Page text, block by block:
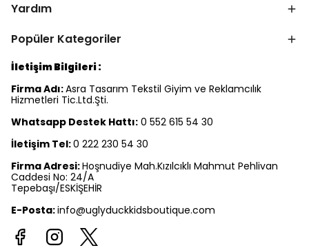
Yardım
Popüler Kategoriler
İletişim Bilgileri :
Firma Adı:Asra Tasarım Tekstil Giyim ve Reklamcılık
Hizmetleri Tic.Ltd.Şti.
Whatsapp Destek Hattı: 0 552 615 54 30
İletişim Tel:0 222 230 54 30
Firma Adresi:Hoşnudiye Mah.Kızılcıklı Mahmut Pehlivan
Caddesi No: 24/A
Tepebaşı/ESKİŞEHİR
E-Posta:info@uglyduckkidsboutique.com